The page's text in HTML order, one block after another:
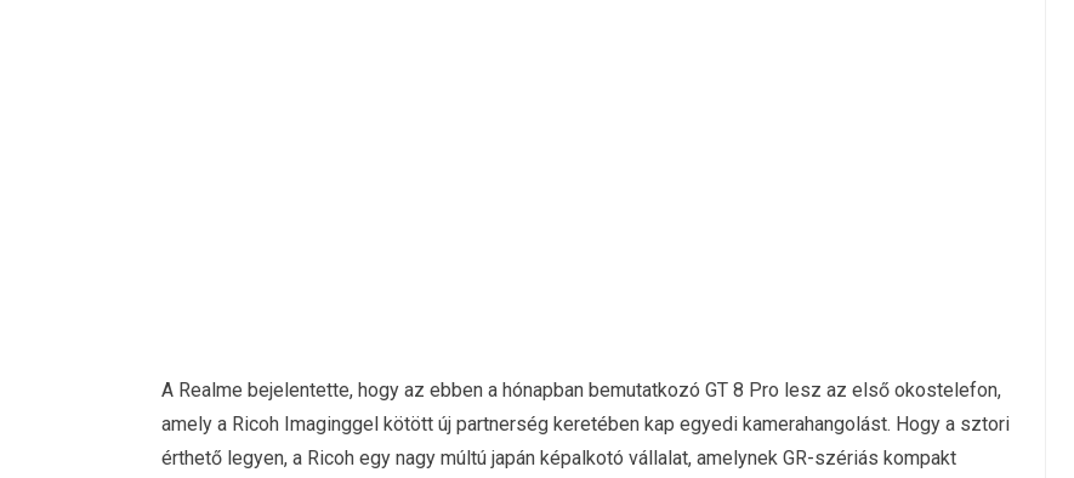
A Realme bejelentette, hogy az ebben a hónapban bemutatkozó GT 8 Pro lesz az első okostelefon,
amely a Ricoh Imaginggel kötött új partnerség keretében kap egyedi kamerahangolást. Hogy a sztori
érthető legyen, a Ricoh egy nagy múltú japán képalkotó vállalat, amelynek GR-szériás kompakt